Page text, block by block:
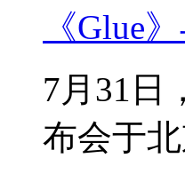
《Glue
7月31日
布会于